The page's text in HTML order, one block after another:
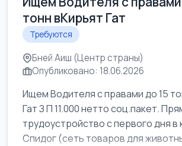
тонн вКирьят Гат
Требуются
Бней Аиш (Центр страны)
Опубликовано: 18.06.2026
Ищем Водителя с правами до 15
Гат З П 11.000 нетто соц.пакет.
трудоустройство с первого дня
Спидог (сеть товаров для